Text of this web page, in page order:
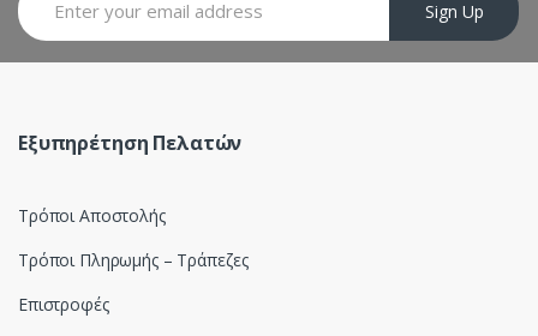
Sign Up
Εξυπηρέτηση Πελατών
Τρόποι Αποστολής
Τρόποι Πληρωμής – Τράπεζες
Επιστροφές